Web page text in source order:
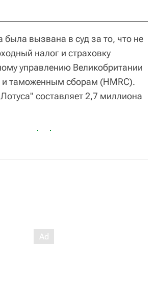
была вызвана в суд за то, что не
налог и страховку
управлению Великобритании
таможенным сборам (HMRC).
составляет 2,7 миллиона